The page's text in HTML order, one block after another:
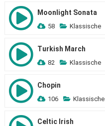
Moonlight Sonata
58 Klassische
Turkish March
82 Klassische
Chopin
106 Klassische
Celtic Irish